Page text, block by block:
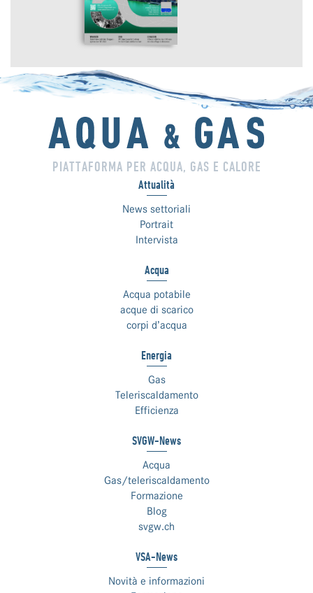
PIATTAFORMA PER ACQUA, GAS E CALORE
Attualità
News settoriali
Portrait
Intervista
Acqua
Acqua potabile
acque di scarico
corpi d’acqua
Energia
Gas
Teleriscaldamento
Efficienza
SVGW-News
Acqua
Gas/teleriscaldamento
Formazione
Blog
svgw.ch
VSA-News
Novità e informazioni